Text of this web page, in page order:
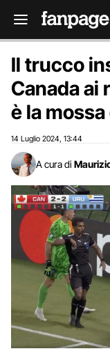
Il trucco
Canada ai
è la
14 Luglio 2024 13:44
A cura di